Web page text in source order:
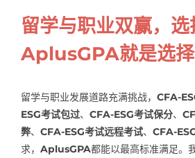
留学与职业双赢，选
AplusGPA就是选
留学与职业发展道路充满挑战， CFA-
ESG考试包过、 CFA-ESG考试保分、
弊、 CFA-ESG考试远程考试、 CFA-
求， AplusGPA都能以最高标准满足。